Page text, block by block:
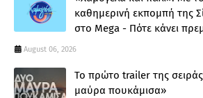
καθημερινή εκπομπή της
στο Mega - Πότε κάνει
August 06, 2026
Το πρώτο trailer της
μαύρα πουκάμισα»